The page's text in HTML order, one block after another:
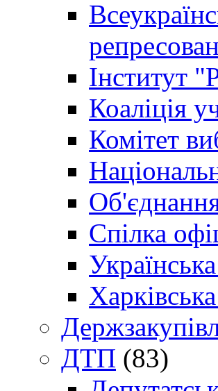
Інститут
Коаліція
Комітет
Спілка
ДТП (83)